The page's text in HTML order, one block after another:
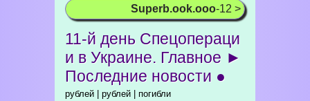
Superb.ook.ooo-12 >
11-й день Спецопераци
и в Украине. Главное ►
Последние новости ●
рублей | рублей | погибли